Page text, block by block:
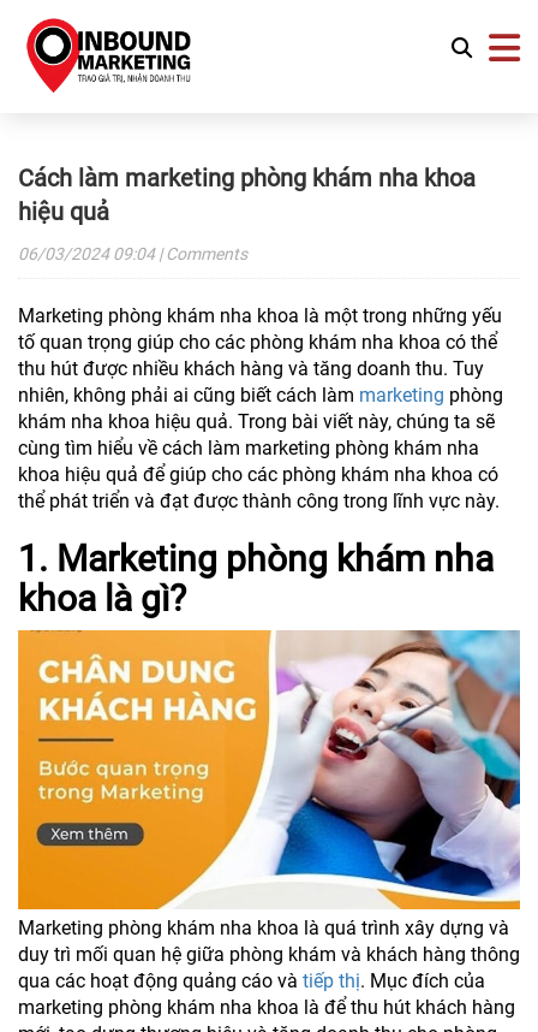
Cách làm marketing phòng khám nha khoa
hiệu quả
06/03/202409:04| Comments
Marketing phòng khám nha khoa là một trong những yếu
tố quan trọng giúp cho các phòng khám nha khoa có thể
thu hút được nhiều khách hàng và tăng doanh thu. Tuy
nhiên, không phải ai cũng biết cách làm marketing phòng
khám nha khoa hiệu quả. Trong bài viết này, chúng ta sẽ
cùng tìm hiểu về cách làm marketing phòng khám nha
khoa hiệu quả để giúp cho các phòng khám nha khoa có
thể phát triển và đạt được thành công trong lĩnh vực này.
1. Marketing phòng khám nha
khoa là gì?
Marketing phòng khám nha khoa là quá trình xây dựng và
duy trì mối quan hệ giữa phòng khám và khách hàng thông
qua các hoạt động quảng cáo và tiếp thị. Mục đích của
marketing phòng khám nha khoa là để thu hút khách hàng